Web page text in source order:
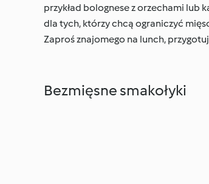
przykład bolognese z orzechami lub
dla tych, którzy chcą ograniczyć
Zaproś znajomego na lunch,
Bezmięsne smakołyki